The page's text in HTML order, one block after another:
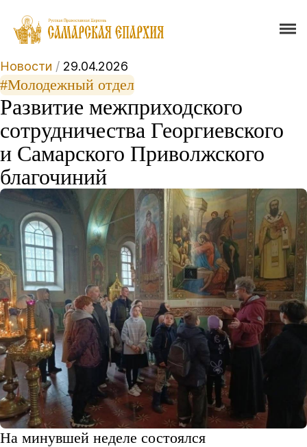
Новости / 29.04.2026
#Молодежный отдел
Развитие межприходского
сотрудничества Георгиевского
и Самарского Приволжского
благочиний
На минувшей неделе состоялся